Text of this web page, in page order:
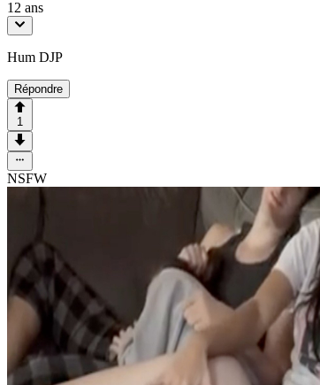
12 ans
Hum DJP
Répondre
1
NSFW